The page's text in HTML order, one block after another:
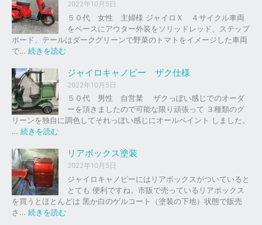
イ
ロ
以
外
の
イ
ク
車
下
、
買
取
を
は
2022年10月5日
５０代 女性 主婦様 ジャイロＸ ４サイクル車両
をベースにアウター外装をソリッドレッド、ステップ
ボード、テールはダークグリーンで野菜のトマトをイメージした車両
で… 続きを読む
ャ
イ
ロ
ッ
ド
ッ
ド
ジャイロキャノピー ザク仕様
2022年10月5日
５０代 男性 自営業 ザクっぽい感じでのオーダ
ーを頂きましたので可能な限り頑張って ３種類のグ
リーンを独自に調色してそれっぽい感じにオールペイント しました。
… 続きを読む
イ
ロ
キ
ャ
ノ
ピ
リアボックス塗装
2022年10月5日
ジャイロキャノピーにはリアボックスがついていると
とても 便利ですね。市販で売っているリアボックス
を買うとほとんどは 黒か白のゲルコート（塗装の下地）状態で販売
さ… 続きを読む